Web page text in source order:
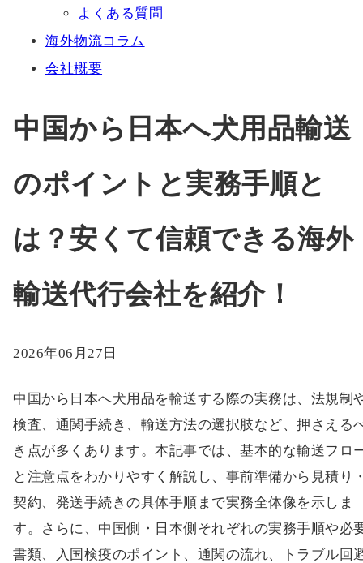
よくある質問
海外物流コラム
会社概要
中国から日本へ犬用品輸送
のポイントと実務手順と
は？安くて信頼できる海外
輸送代行会社を紹介！
2026年06月27日
中国から日本へ犬用品を輸送する際の実務は、法規制
検査、通関手続き、輸送方法の選択肢など、押さえる
き点が多くあります。本記事では、基本的な輸送フロ
と注意点をわかりやすく解説し、事前準備から見積り
契約、発送手続きの具体手順まで実務全体像を示しま
す。さらに、中国側・日本側それぞれの実務手順や必
書類、入国検疫のポイント、通関の流れ、トラブル回